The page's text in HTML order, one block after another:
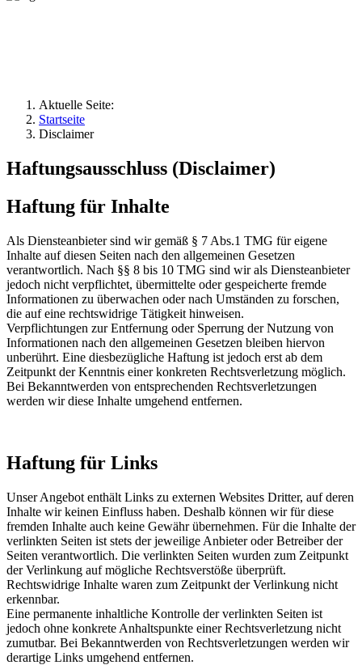
Aktuelle Seite:
Startseite
Disclaimer
Haftungsausschluss (Disclaimer)
Haftung für Inhalte
Als Diensteanbieter sind wir gemäß § 7 Abs.1 TMG für eigene
Inhalte auf diesen Seiten nach den allgemeinen Gesetzen
verantwortlich. Nach §§ 8 bis 10 TMG sind wir als Diensteanbieter
jedoch nicht verpflichtet, übermittelte oder gespeicherte fremde
Informationen zu überwachen oder nach Umständen zu forschen,
die auf eine rechtswidrige Tätigkeit hinweisen.
Verpflichtungen zur Entfernung oder Sperrung der Nutzung von
Informationen nach den allgemeinen Gesetzen bleiben hiervon
unberührt. Eine diesbezügliche Haftung ist jedoch erst ab dem
Zeitpunkt der Kenntnis einer konkreten Rechtsverletzung möglich.
Bei Bekanntwerden von entsprechenden Rechtsverletzungen
werden wir diese Inhalte umgehend entfernen.
Haftung für Links
Unser Angebot enthält Links zu externen Websites Dritter, auf deren
Inhalte wir keinen Einfluss haben. Deshalb können wir für diese
fremden Inhalte auch keine Gewähr übernehmen. Für die Inhalte der
verlinkten Seiten ist stets der jeweilige Anbieter oder Betreiber der
Seiten verantwortlich. Die verlinkten Seiten wurden zum Zeitpunkt
der Verlinkung auf mögliche Rechtsverstöße überprüft.
Rechtswidrige Inhalte waren zum Zeitpunkt der Verlinkung nicht
erkennbar.
Eine permanente inhaltliche Kontrolle der verlinkten Seiten ist
jedoch ohne konkrete Anhaltspunkte einer Rechtsverletzung nicht
zumutbar. Bei Bekanntwerden von Rechtsverletzungen werden wir
derartige Links umgehend entfernen.